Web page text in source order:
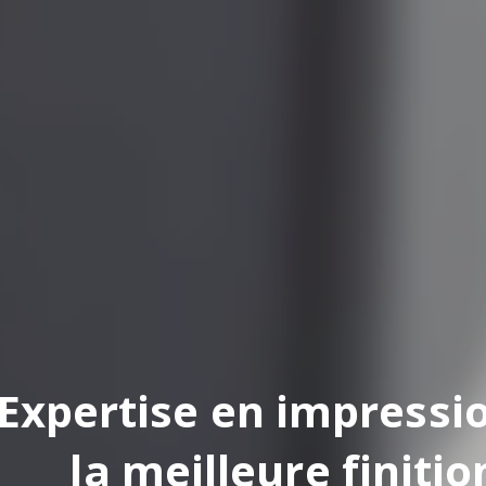
en
la meilleure finition